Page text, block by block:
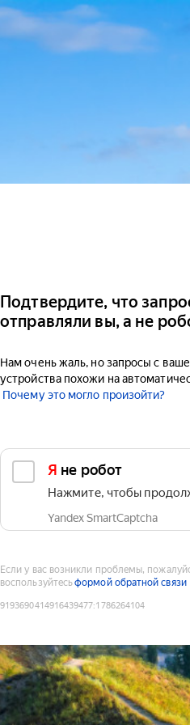
Подтвердите, что
отправляли вы, а не
Нам очень жаль, но запросы с
устройства похожи на
Почему это могло произойти?
Я не робот
Нажмите, чтобы
Yandex SmartCaptcha
Если у вас возникли проблемы,
воспользуйтесьформой обратной связи
9193690414916439477:1786264104